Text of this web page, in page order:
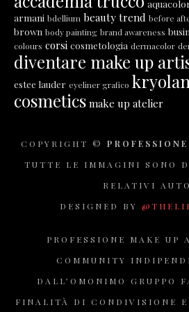
armani bdellium beauty trend before
brown body painting brand awareness
colours corsi cosmetologia dermacolor
diventare make up
estee lauder eyeliner grafico kryolan
cosmetics make up atelier
COPYRIGHT ©
TUTTE LE IMMAGINI SONO
RELATIVI
DESIGNED BY
PROFESSIONE MAKE UP
COMMUNITY
DALL’OMONIMO GRUPPO
FINALITÀ DI CONDIVISIONE E